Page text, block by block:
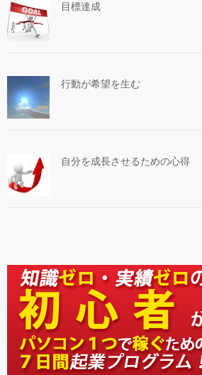
目標達成
行動が希望を生む
自分を成長させるための心得